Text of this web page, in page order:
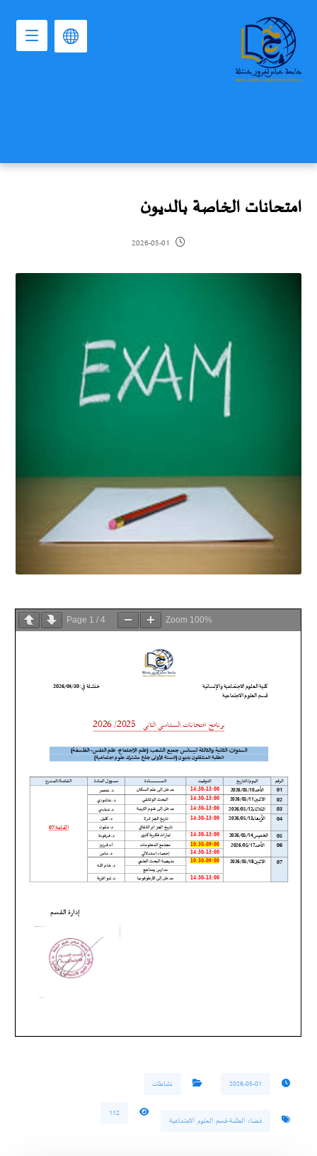
امتحانات الخاصة بالديون
2026-05-01
Page 1 / 4 Zoom 100%
2026-05-01 نشاطات
فضاء الطلبة-قسم العلوم الاجتماعية
112